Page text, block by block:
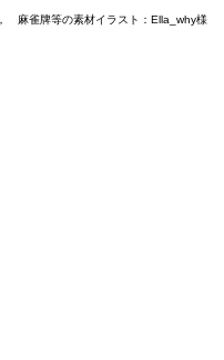
， 麻雀牌等の素材イラスト：Ella_why様